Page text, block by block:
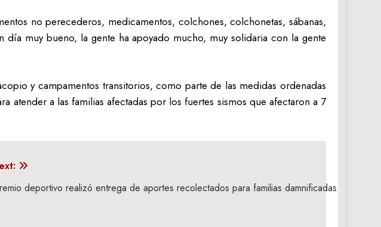
no perecederos, medicamentos, colchones, colchonetas, sábanas,
muy bueno, la gente ha apoyado mucho, muy solidaria con la gente
y campamentos transitorios, como parte de las medidas ordenadas
atender a las familias afectadas por los fuertes sismos que afectaron a 7
deportivo realizó entrega de aportes recolectados para familias damnificadas